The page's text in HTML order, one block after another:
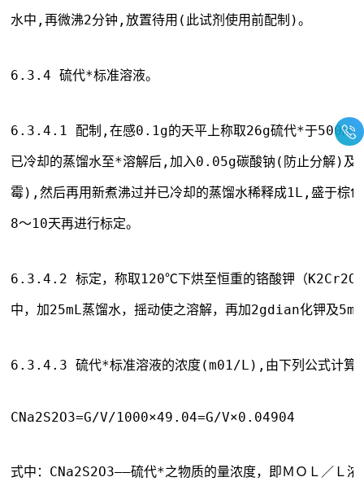
水中,再微沸2分钟,放置待用(此试剂使用前配制)。
6.3.4 硫代*标准溶液。
6.3.4.1 配制,在感0.1g的天平上称取26g硫代*于500mL
已冷却的蒸馏水至*溶解后,加入0.05g碳酸钠(防止分解)
霉),然后再用新煮沸过并已冷却的蒸馏水稀释成1L,盛于棕
8～10天再进行标定。
6.3.4.2 标定，称取120℃下烘至恒重的铬酸钾（K2Cr2O7
中，加25mL蒸馏水，摇动使之溶解，再加2gdian化钾及
6.3.4.3 硫代*标准溶液的浓度(m01/L),由下列公式计算
CNa2S2O3=G/V/1000×49.04=G/V×0.04904
式中：CNa2S2O3——硫代*之物质的量浓度，即ＭＯＬ／Ｌ浓